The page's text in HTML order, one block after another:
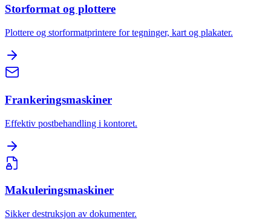
Storformat og plottere
Plottere og storformatprintere for tegninger, kart og plakater.
Frankeringsmaskiner
Effektiv postbehandling i kontoret.
Makuleringsmaskiner
Sikker destruksjon av dokumenter.